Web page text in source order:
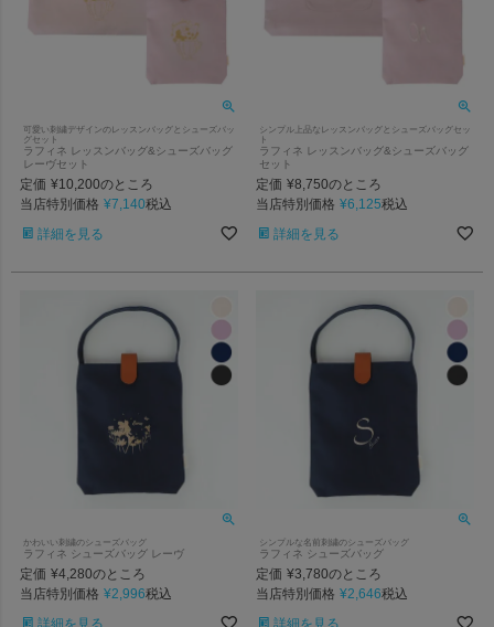
可愛い刺繍デザインのレッスンバッグとシューズバッ
グセット
ラフィネ レッスンバッグ&シューズバッグ
レーヴセット
定価 ¥10,200のところ
当店特別価格 ¥7,140税込
詳細を見る
シンプル上品なレッスンバッグとシューズバッグセッ
ト
ラフィネ レッスンバッグ&シューズバッグ
セット
定価 ¥8,750のところ
当店特別価格 ¥6,125税込
詳細を見る
かわいい刺繍のシューズバッグ
ラフィネ シューズバッグ レーヴ
定価 ¥4,280のところ
当店特別価格 ¥2,996税込
詳細を見る
シンプルな名前刺繍のシューズバッグ
ラフィネ シューズバッグ
定価 ¥3,780のところ
当店特別価格 ¥2,646税込
詳細を見る